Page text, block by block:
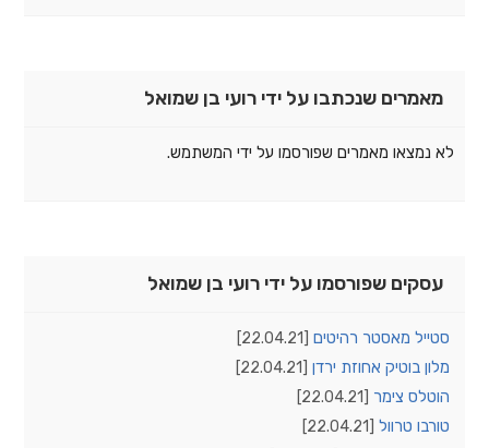
מאמרים שנכתבו על ידי רועי בן שמואל
לא נמצאו מאמרים שפורסמו על ידי המשתמש.
עסקים שפורסמו על ידי רועי בן שמואל
סטייל מאסטר רהיטים [22.04.21]
מלון בוטיק אחוזת ירדן [22.04.21]
הוטלס צימר [22.04.21]
טורבו טרוול [22.04.21]